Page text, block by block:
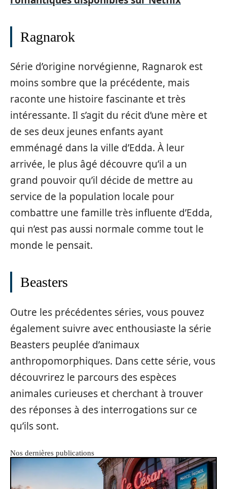
Ragnarok
Série d’origine norvégienne, Ragnarok est
moins sombre que la précédente, mais
raconte une histoire fascinante et très
intéressante. Il s’agit du récit d’une mère et
de ses deux jeunes enfants ayant
emménagé dans la ville d’Edda. À leur
arrivée, le plus âgé découvre qu’il a un
grand pouvoir qu’il décide de mettre au
service de la population locale pour
combattre une famille très influente d’Edda,
qui n’est pas aussi normale comme tout le
monde le pensait.
Beasters
Outre les précédentes séries, vous pouvez
également suivre avec enthousiaste la série
Beasters peuplée d’animaux
anthropomorphiques. Dans cette série, vous
découvrirez le parcours des espèces
animales curieuses et cherchant à trouver
des réponses à des interrogations sur ce
qu’ils sont.
Nos dernières publications